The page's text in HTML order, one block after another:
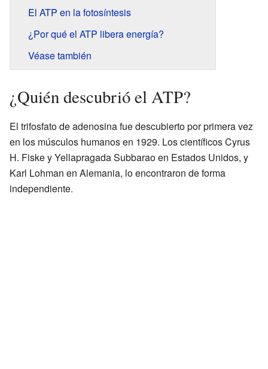
El ATP en la fotosíntesis
¿Por qué el ATP libera energía?
Véase también
¿Quién descubrió el ATP?
El trifosfato de adenosina fue descubierto por primera vez
en los músculos humanos en 1929. Los científicos Cyrus
H. Fiske y Yellapragada Subbarao en Estados Unidos, y
Karl Lohman en Alemania, lo encontraron de forma
independiente.